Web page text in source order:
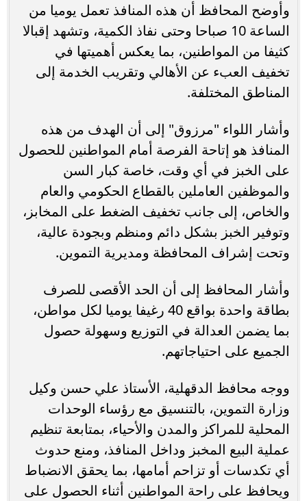
وأوضح المحافظ أن هذه المنافذ تعمل يوميا من
الساعة 10 صباحا وحتى نفاذ الكمية، وتشهد إقبالا
كثيفا من المواطنين، بما يعكس أهميتها في
تخفيف العبء عن الأهالي وتقريب الخدمة إلى
المناطق المختلفة.
وأشار اللواء "مرزوق" إلى أن الهدف من هذه
المنافذ هو إتاحة الفرصة أمام المواطنين للحصول
على الخبز في أي وقت، خاصة كبار السن
والموظفين العاملين بالقطاع الحكومي والعام
والخاص، إلى جانب تخفيف الضغط على المخابز،
وتوفير الخبز بشكل دائم ومنظم وبجودة عالية،
وتحت إشراف المحافظة ومديرية التموين.
وأشار المحافظ إلى أن الحد الأقصى للصرف
بطاقة واحدة بواقع 40 رغيفا يوميا لكل مواطن،
بما يضمن العدالة في التوزيع وسهولة حصول
الجميع على احتياجاتهم.
ووجه محافظ الدقهلية، الأستاذ علي حسن وكيل
وزارة التموين، بالتنسيق مع رؤساء الوحدات
المحلية للمراكز والمدن والأحياء، بمتابعة تنظيم
عملية البيع المخبز وداخل المنافذ، ومنع حدوث
أي تكدسات أو تزاحم أمامها، بما يحقق الانضباط
ويحافظ على راحة المواطنين أثناء الحصول على